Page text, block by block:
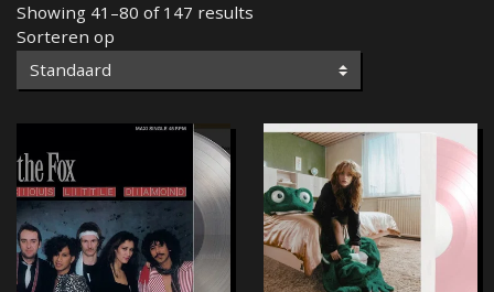
Showing 41–80 of 147 results
Sorteren op